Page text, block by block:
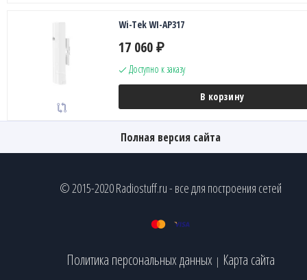
Wi-Tek WI-AP317
17 060 ₽
Доступно к заказу
В корзину
Полная версия сайта
© 2015-2020 Radiostuff.ru - все для построения сетей
Политика персональных данных | Карта сайта